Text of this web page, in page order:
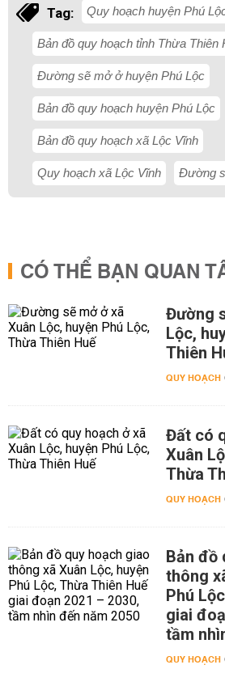
Tag: Quy hoạch huyện Phú
Bản đồ quy hoạch tỉnh Thừa Thiên
Đường sẽ mở ở huyện Phú Lộc
Bản đồ quy hoạch huyện Phú Lộc
Bản đồ quy hoạch xã Lộc Vĩnh
Quy hoạch xã Lộc Vĩnh Đường
CÓ THỂ BẠN QUAN
Đường
Lộc,
Thiên
QUY HOẠCH
Đất có
Xuân
Thừa
QUY HOẠCH
Bản đồ
thông
Phú
giai
tầm
QUY HOẠCH